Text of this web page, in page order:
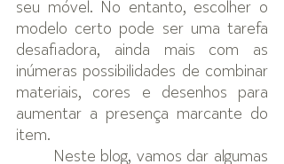
seu móvel. No entanto, escolher o
modelo certo pode ser uma tarefa
desafiadora, ainda mais com as
inúmeras possibilidades de combinar
materiais, cores e desenhos para
aumentar a presença marcante do
item.